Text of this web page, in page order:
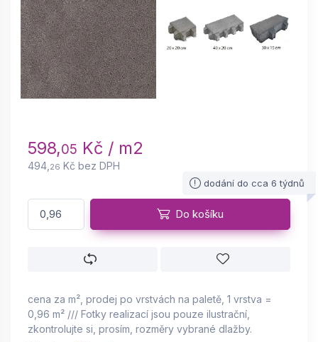
598,05 Kč / m2
494, 26 Kč bez DPH
dodání do cca 6 týdnů
Do košíku
cena za m², prodej po vrstvách na paletě, 1 vrstva =
0,96 m² /// Fotky realizací jsou pouze ilustrační,
zkontrolujte si, prosím, rozměry vybrané dlažby.